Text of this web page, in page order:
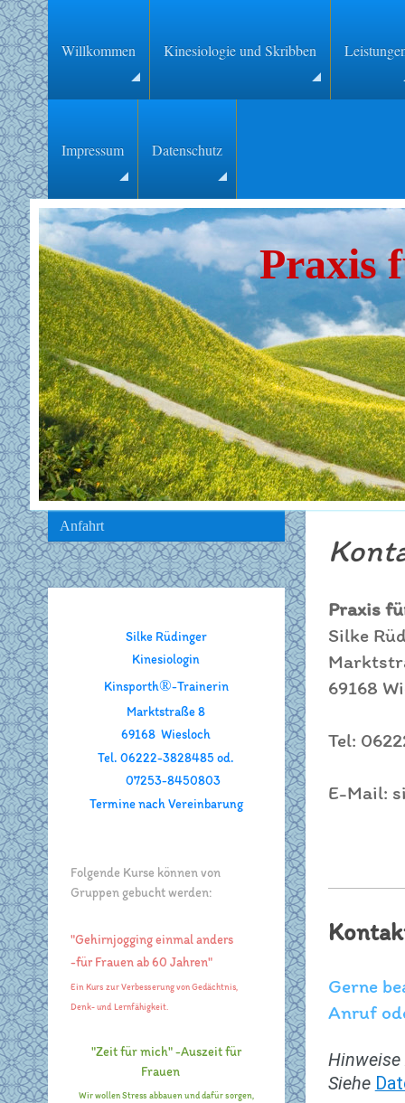
Willkommen Kinesiologie und Skribben
Impressum Datenschutz
Praxis
Praxis
Silke
69168
Tel:
E-Mail:
Gerne
Anruf
Hinweise
Siehe
Anfahrt
Silke Rüdinger
Kinesiologin
Kinsporth®-Trainerin
Marktstraße 8
69168 Wiesloch
Tel. 06222-3828485 od.
07253-8450803
Termine nach Vereinbarung
Folgende Kurse können von
Gruppen gebucht werden:
"Gehirnjogging einmal anders
-für Frauen ab 60 Jahren"
Ein Kurs zur Verbesserung von Gedächtnis,
Denk- und Lernfähigkeit.
"Zeit für mich" -Auszeit für
Frauen
Wir wollen Stress abbauen und dafür sorgen,